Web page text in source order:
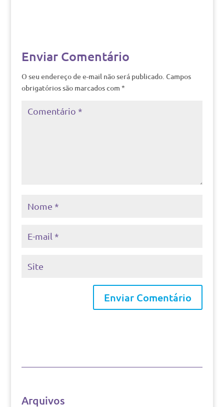
Enviar Comentário
O seu endereço de e-mail não será publicado. Campos
obrigatórios são marcados com *
Arquivos